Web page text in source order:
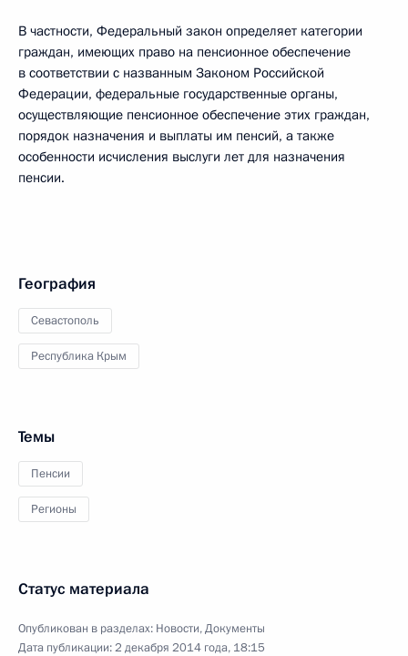
В частности, Федеральный закон определяет категории
граждан, имеющих право на пенсионное обеспечение
в соответствии с названным Законом Российской
Федерации, федеральные государственные органы,
осуществляющие пенсионное обеспечение этих граждан,
порядок назначения и выплаты им пенсий, а также
особенности исчисления выслуги лет для назначения
пенсии.
География
Севастополь
Республика Крым
Темы
Пенсии
Регионы
Статус материала
Опубликован в разделах: Новости,Документы
Дата публикации:2 декабря 2014 года, 18:15